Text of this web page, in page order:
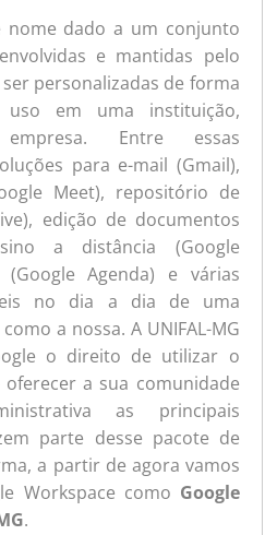
nome dado a um conjunto
e mantidas pelo
personalizadas de forma
uso em uma instituição,
Entre essas
para e-mail (Gmail),
Meet), repositório de
edição de documentos
a distância (Google
(Google Agenda) e várias
no dia a dia de uma
a nossa. A UNIFAL-MG
o direito de utilizar o
oferecer a sua comunidade
as principais
parte desse pacote de
a partir de agora vamos
Workspace como Google
.